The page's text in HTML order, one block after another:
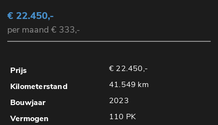
€ 22.450,-
per maand € 333,-
€ 22.450,-
41.549 km
2023
110 PK